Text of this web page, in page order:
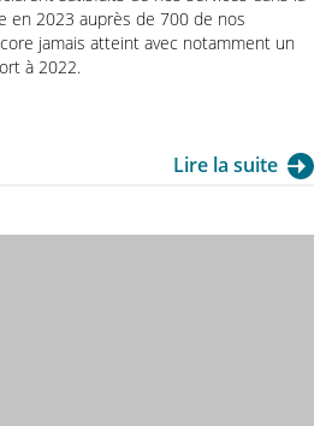
en 2023 auprès de 700 de nos
jamais atteint avec notamment un
à 2022.
Lire la suite